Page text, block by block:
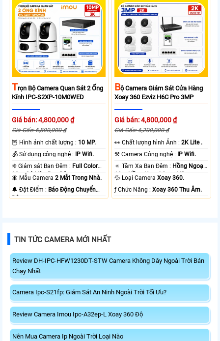
TRọn Bộ Camera Quan Sát 2 Ống
Kính IPC-S2XP-10M0WED
Giá bán: 4,800,000 ₫
Giá Gốc: 6,800,000 ₫
🦉 Hình ảnh chất lượng : 10 MP.
🕉️ Sử dụng công nghệ :
IP Wifi.
❈ Giám sát Ban Đêm : Full Color
20m Có Màu Ban Ðêm.
🐜 Mẫu Camera2 Mắt Trong Nhà.
️🔔 Đặt Điểm : Báo Động Chuyển
Động.
BỘ Camera Giám Sát Cửa Hàng
Xoay 360 Ezviz H6C Pro 3MP
Giá bán: 4,800,000 ₫
Giá Gốc: 6,200,000 ₫
️👀 Chất lượng hình Ảnh :2K Lite .
⚒ Camera Công nghệ :
IP Wifi.
🔅 Tầm Xa Ban Đêm : Hồng Ngoại
10m Hồng Ngoại Smart IR.
💦 Loại CameraXoay 360.
️ƒ Chức Năng :Xoay 360 Thu Âm.
TIN TỨC CAMERA MỚI NHẤT
Review DH-IPC-HFW1230DT-STW Camera Không Dây Ngoài Trời Bán
Chạy Nhất
Camera Ipc-S21fp: Giám Sát An Ninh Ngoài Trời Tối Ưu?
Review Camera Imou Ipc-A32ep-L Xoay 360 Độ
Nên Mua Camera Ip Ngoài Trời Loại Nào